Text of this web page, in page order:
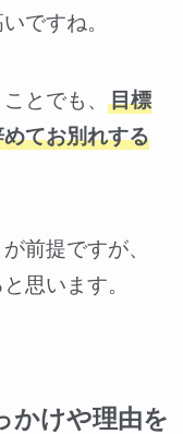
ですね。
とでも、 目標
てお別れする
前提ですが、
思います。
かけや理由を